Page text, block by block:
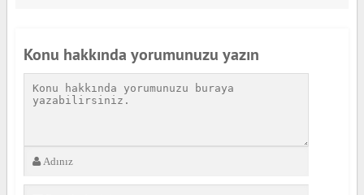
Konu hakkında yorumunuzu yazın